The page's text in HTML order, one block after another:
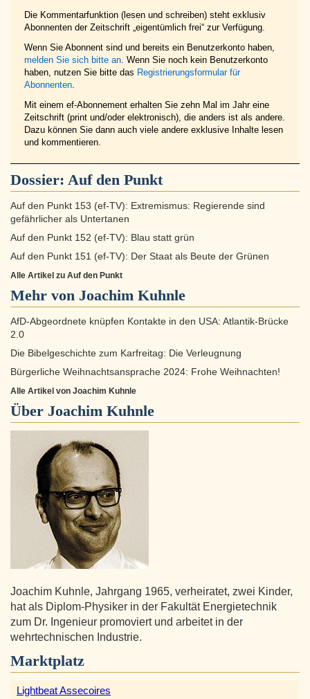
Die Kommentarfunktion (lesen und schreiben) steht exklusiv
Abonnenten der Zeitschrift „eigentümlich frei“ zur Verfügung.
Wenn Sie Abonnent sind und bereits ein Benutzerkonto haben,
melden Sie sich bitte an. Wenn Sie noch kein Benutzerkonto
haben, nutzen Sie bitte das Registrierungsformular für
Abonnenten.
Mit einem ef-Abonnement erhalten Sie zehn Mal im Jahr eine
Zeitschrift (print und/oder elektronisch), die anders ist als andere.
Dazu können Sie dann auch viele andere exklusive Inhalte lesen
und kommentieren.
Dossier: Auf den Punkt
Auf den Punkt 153 (ef-TV): Extremismus: Regierende sind
gefährlicher als Untertanen
Auf den Punkt 152 (ef-TV): Blau statt grün
Auf den Punkt 151 (ef-TV): Der Staat als Beute der Grünen
Alle Artikel zu Auf den Punkt
Mehr von Joachim Kuhnle
AfD-Abgeordnete knüpfen Kontakte in den USA: Atlantik-Brücke
2.0
Die Bibelgeschichte zum Karfreitag: Die Verleugnung
Bürgerliche Weihnachtsansprache 2024: Frohe Weihnachten!
Alle Artikel von Joachim Kuhnle
Über Joachim Kuhnle
Joachim Kuhnle, Jahrgang 1965, verheiratet, zwei Kinder,
hat als Diplom-Physiker in der Fakultät Energietechnik
zum Dr. Ingenieur promoviert und arbeitet in der
wehrtechnischen Industrie.
Marktplatz
Lightbeat Assecoires